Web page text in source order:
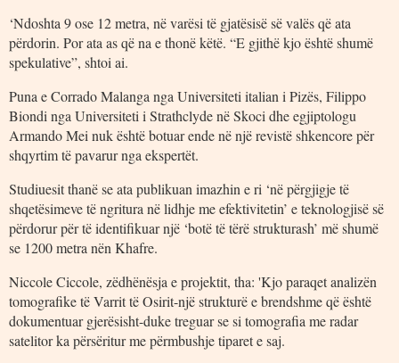
‘Ndoshta 9 ose 12 metra, në varësi të gjatësisë së valës që ata
përdorin. Por ata as që na e thonë këtë. “E gjithë kjo është shumë
spekulative”, shtoi ai.
Puna e Corrado Malanga nga Universiteti italian i Pizës, Filippo
Biondi nga Universiteti i Strathclyde në Skoci dhe egjiptologu
Armando Mei nuk është botuar ende në një revistë shkencore për
shqyrtim të pavarur nga ekspertët.
Studiuesit thanë se ata publikuan imazhin e ri ‘në përgjigje të
shqetësimeve të ngritura në lidhje me efektivitetin’ e teknologjisë së
përdorur për të identifikuar një ‘botë të tërë strukturash’ më shumë
se 1200 metra nën Khafre.
Niccole Ciccole, zëdhënësja e projektit, tha: 'Kjo paraqet analizën
tomografike të Varrit të Osirit-një strukturë e brendshme që është
dokumentuar gjerësisht-duke treguar se si tomografia me radar
satelitor ka përsëritur me përmbushje tiparet e saj.